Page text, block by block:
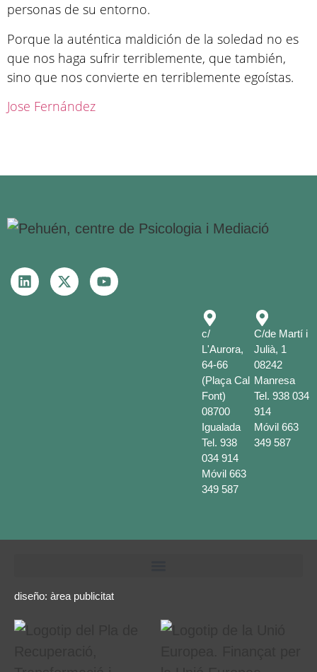
personas de su entorno.
Porque la auténtica maldición de la soledad no es
que nos haga sufrir terriblemente, que también,
sino que nos convierte en terriblemente egoístas.
Jose Fernández
c/
L'Aurora,
64-66
(Plaça Cal
Font)
08700
Igualada
Tel. 938
034 914
Móvil 663
349 587
C/de Martí i
Julià, 1
08242
Manresa
Tel.938 034
914
Móvil663
349 587
diseño: àrea publicitat